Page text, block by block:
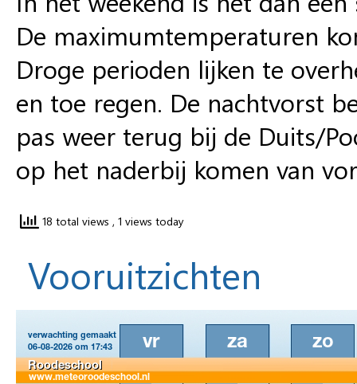
De maximumtemperaturen
Droge perioden lijken te
en toe regen. De nachtvorst
pas weer terug bij de Duits/
op het naderbij komen van
18 total views , 1 views today
Vooruitzichten